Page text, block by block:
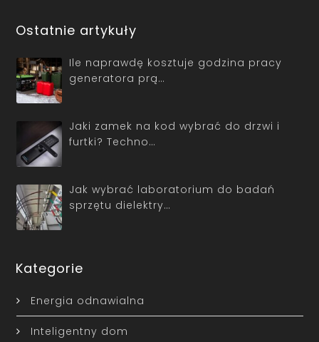
Ostatnie artykuły
Ile naprawdę kosztuje godzina pracy
generatora prą…
Jaki zamek na kod wybrać do drzwi i
furtki? Techno…
Jak wybrać laboratorium do badań
sprzętu dielektry…
Kategorie
Energia odnawialna
Inteligentny dom